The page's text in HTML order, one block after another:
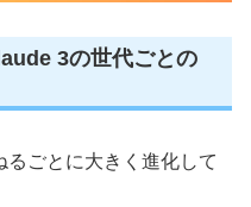
3の世代ごとの
ごとに大きく進化して